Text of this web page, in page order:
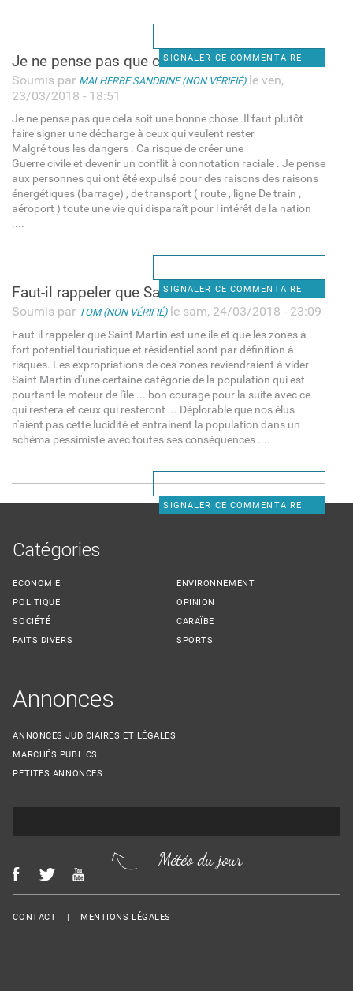
SIGNALER CE COMMENTAIRE
Je ne pense pas que cela soit
Soumis par MALHERBE SANDRINE (NON VÉRIFIÉ)le ven,
23/03/2018 - 18:51
Je ne pense pas que cela soit une bonne chose .Il faut plutôt
faire signer une décharge à ceux qui veulent rester
Malgré tous les dangers . Ca risque de créer une
Guerre civile et devenir un conflit à connotation raciale . Je pense
aux personnes qui ont été expulsé pour des raisons des raisons
énergétiques (barrage) , de transport ( route , ligne De train ,
aéroport ) toute une vie qui disparaît pour l intérêt de la nation
....
SIGNALER CE COMMENTAIRE
Faut-il rappeler que Saint
Soumis par TOM (NON VÉRIFIÉ)le sam, 24/03/2018 - 23:09
Faut-il rappeler que Saint Martin est une ile et que les zones à
fort potentiel touristique et résidentiel sont par définition à
risques. Les expropriations de ces zones reviendraient à vider
Saint Martin d'une certaine catégorie de la population qui est
pourtant le moteur de l'ile ... bon courage pour la suite avec ce
qui restera et ceux qui resteront ... Déplorable que nos élus
n'aient pas cette lucidité et entrainent la population dans un
schéma pessimiste avec toutes ses conséquences ....
SIGNALER CE COMMENTAIRE
Catégories
ECONOMIE
POLITIQUE
SOCIÉTÉ
FAITS DIVERS
ENVIRONNEMENT
OPINION
CARAÏBE
SPORTS
Annonces
ANNONCES JUDICIAIRES ET LÉGALES
MARCHÉS PUBLICS
PETITES ANNONCES
Météo du jour
Menu Footer
CONTACT MENTIONS LÉGALES